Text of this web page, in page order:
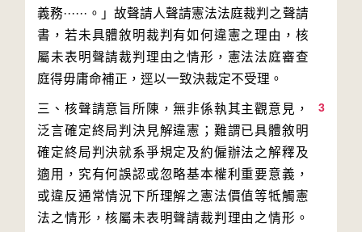
義務······。」故聲請人聲請憲法法庭裁判之聲請
書，若未具體敘明裁判有如何違憲之理由，核
屬未表明聲請裁判理由之情形，憲法法庭審查
3
三、核聲請意旨所陳，無非係執其主觀意見，
泛言確定終局判決見解違憲；難謂已具體敘明
確定終局判決就系爭規定及約僱辦法之解釋及
適用，究有何誤認或忽略基本權利重要意義，
或違反通常情況下所理解之憲法價值等牴觸憲
法之情形，核屬未表明聲請裁判理由之情形。